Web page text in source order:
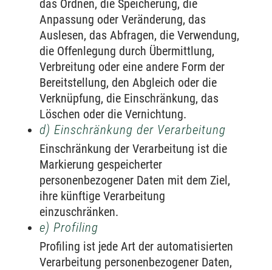
das Ordnen, die Speicherung, die
Anpassung oder Veränderung, das
Auslesen, das Abfragen, die Verwendung,
die Offenlegung durch Übermittlung,
Verbreitung oder eine andere Form der
Bereitstellung, den Abgleich oder die
Verknüpfung, die Einschränkung, das
Löschen oder die Vernichtung.
d) Einschränkung der Verarbeitung
Einschränkung der Verarbeitung ist die
Markierung gespeicherter
personenbezogener Daten mit dem Ziel,
ihre künftige Verarbeitung
einzuschränken.
e) Profiling
Profiling ist jede Art der automatisierten
Verarbeitung personenbezogener Daten,